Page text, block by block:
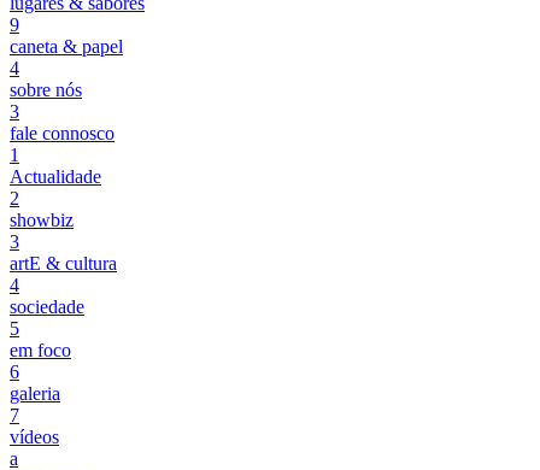
9
caneta & papel
4
sobre nós
3
fale connosco
1
Actualidade
2
showbiz
3
artE & cultura
4
sociedade
5
em foco
6
galeria
7
vídeos
a